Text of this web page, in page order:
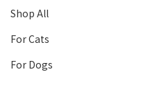
Shop All
For Cats
For Dogs